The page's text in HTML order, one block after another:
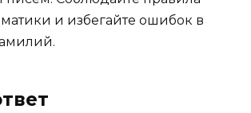
и избегайте ошибок в